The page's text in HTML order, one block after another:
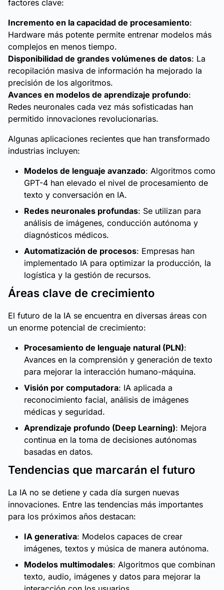
factores clave:
Incremento en la capacidad de procesamiento:
Hardware más potente permite entrenar modelos más
complejos en menos tiempo.
Disponibilidad de grandes volúmenes de datos: La
recopilación masiva de información ha mejorado la
precisión de los algoritmos.
Avances en modelos de aprendizaje profundo:
Redes neuronales cada vez más sofisticadas han
permitido innovaciones revolucionarias.
Algunas aplicaciones recientes que han transformado
industrias incluyen:
Modelos de lenguaje avanzado: Algoritmos como
GPT-4 han elevado el nivel de procesamiento de
texto y conversación en IA.
Redes neuronales profundas: Se utilizan para
análisis de imágenes, conducción autónoma y
diagnósticos médicos.
Automatización de procesos: Empresas han
implementado IA para optimizar la producción, la
logística y la gestión de recursos.
Áreas clave de crecimiento
El futuro de la IA se encuentra en diversas áreas con
un enorme potencial de crecimiento:
Procesamiento de lenguaje natural (PLN):
Avances en la comprensión y generación de texto
para mejorar la interacción humano-máquina.
Visión por computadora: IA aplicada a
reconocimiento facial, análisis de imágenes
médicas y seguridad.
Aprendizaje profundo (Deep Learning): Mejora
continua en la toma de decisiones autónomas
basadas en datos.
Tendencias que marcarán el futuro
La IA no se detiene y cada día surgen nuevas
innovaciones. Entre las tendencias más importantes
para los próximos años destacan:
IA generativa: Modelos capaces de crear
imágenes, textos y música de manera autónoma.
Modelos multimodales: Algoritmos que combinan
texto, audio, imágenes y datos para mejorar la